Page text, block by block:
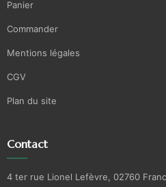
Panier
Commander
Mentions légales
CGV
Plan du site
Contact
4 ter rue Lionel Lefèvre, 02760